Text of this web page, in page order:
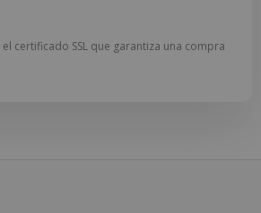
certificado SSL que garantiza una compra